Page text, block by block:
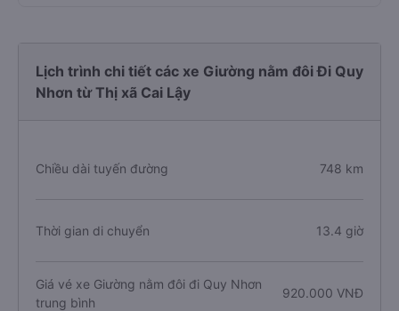
Lịch trình chi tiết các xe Giường nằm đôi Đi Quy
Nhơn từ Thị xã Cai Lậy
Chiều dài tuyến đường 748 km
Thời gian di chuyển 13.4 giờ
Giá vé xe Giường nằm đôi đi Quy Nhơn
trung bình
920.000 VNĐ